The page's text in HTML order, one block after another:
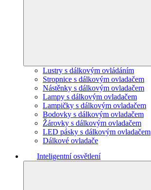
Lustry s dálkovým ovládáním
Stropnice s dálkovým ovladačem
Nástěnky s dálkovým ovladačem
Lampy s dálkovým ovladačem
Lampičky s dálkovým ovladačem
Bodovky s dálkovým ovladačem
Žárovky s dálkovým ovladačem
LED pásky s dálkovým ovladačem
Dálkové ovladače
Inteligentní osvětlení